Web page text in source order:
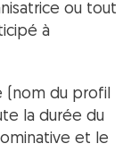
ou tout
à
(nom du profil
la durée du
et le